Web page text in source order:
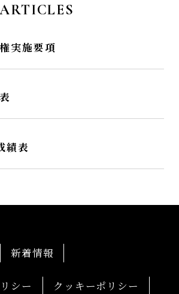
実施要項
績表
新着情報
シー クッキーポリシー